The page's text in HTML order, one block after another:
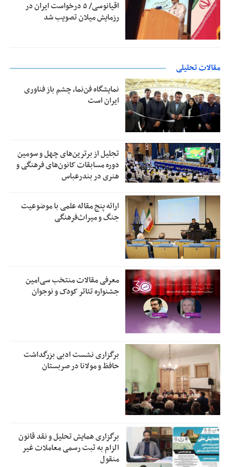
اقیانوسی/ ۵ درخواست ایران در
رزمایش میلان تصویب شد
مقالات تحلیلی
نمایشگاه فن‌نما، چشم باز فناوری
ایران است
تجلیل از بر‌ترین‌های چهل و سومین
دوره مسابقات کانون‌های فرهنگی و
هنری در بندرعباس
ارائه پنج مقاله علمی با موضوعیت
جنگ و میراث‌فرهنگی
معرفی مقالات منتخب سی‌امین
جشنواره تئاتر کودک و نوجوان
برگزاری نشست ادبی بزرگداشت
حافظ و مولانا در صربستان
برگزاری همایش تحلیل و نقد قانون
الزام به ثبت رسمی معاملات غیر
منقول